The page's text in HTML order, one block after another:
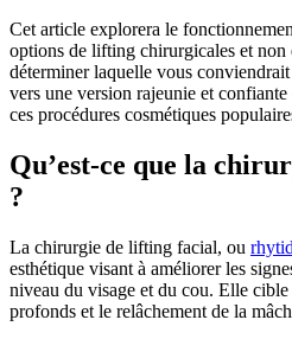
Cet article explorera le
options de lifting chirurgicales et non
déterminer laquelle vous
vers une version rajeunie et
ces procédures cosmétiques
Qu’est-ce que la
?
La chirurgie de lifting facial, ou
esthétique visant à améliorer les
niveau du visage et du cou. Elle
profonds et le relâchement de la